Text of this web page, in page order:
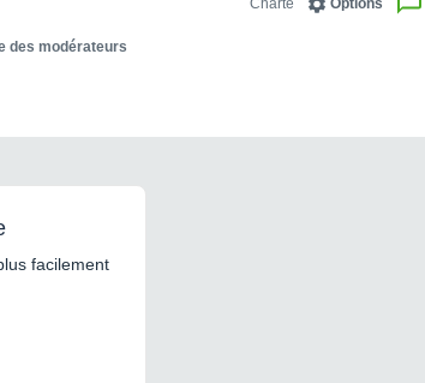
Options
Charte
des modérateurs
facilement